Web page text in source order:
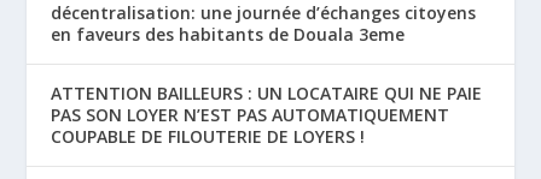
décentralisation: une journée d’échanges citoyens
en faveurs des habitants de Douala 3eme
ATTENTION BAILLEURS : UN LOCATAIRE QUI NE PAIE
PAS SON LOYER N’EST PAS AUTOMATIQUEMENT
COUPABLE DE FILOUTERIE DE LOYERS !